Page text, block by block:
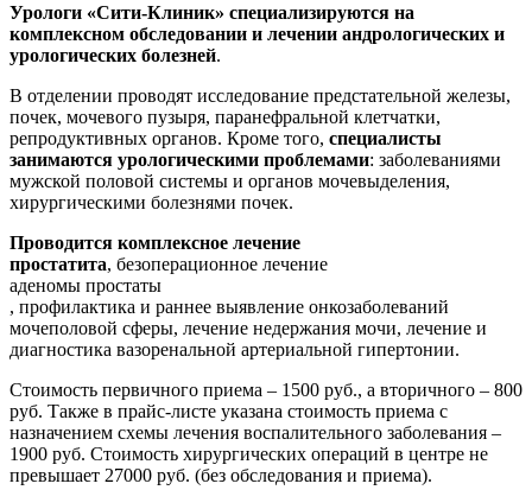
Урологи «Сити-Клиник» специализируются на
комплексном обследовании и лечении андрологических и
урологических болезней.
В отделении проводят исследование предстательной железы,
почек, мочевого пузыря, паранефральной клетчатки,
репродуктивных органов. Кроме того, специалисты
занимаются урологическими проблемами: заболеваниями
мужской половой системы и органов мочевыделения,
хирургическими болезнями почек.
Проводится комплексное лечение
простатита, безоперационное лечение
аденомы простаты
, профилактика и раннее выявление онкозаболеваний
мочеполовой сферы, лечение недержания мочи, лечение и
диагностика вазоренальной артериальной гипертонии.
Стоимость первичного приема – 1500 руб., а вторичного – 800
руб. Также в прайс-листе указана стоимость приема с
назначением схемы лечения воспалительного заболевания –
1900 руб. Стоимость хирургических операций в центре не
превышает 27000 руб. (без обследования и приема).